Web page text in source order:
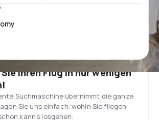
Ihren Flug in nur wenigen
Suchmaschine übernimmt die ganze
Sie uns einfach, wohin Sie fliegen
kann’s losgehen.